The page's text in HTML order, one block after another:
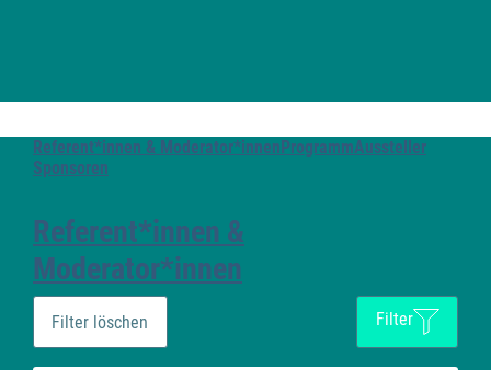
Referent*innen & Moderator*innen ProgrammAussteller
Sponsoren
Referent*innen &
Moderator*innen
Filter löschen Filter